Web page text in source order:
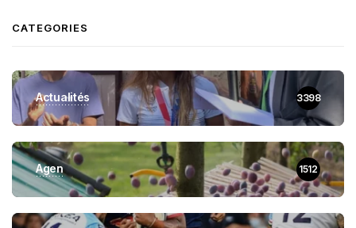
CATEGORIES
Actualités 3398
Agen 1512